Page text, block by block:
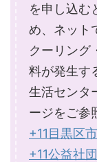
を申し込む
め、ネット
クーリング
料が発生す
生活センタ
ージをご参
+11目黒区
+11公益社